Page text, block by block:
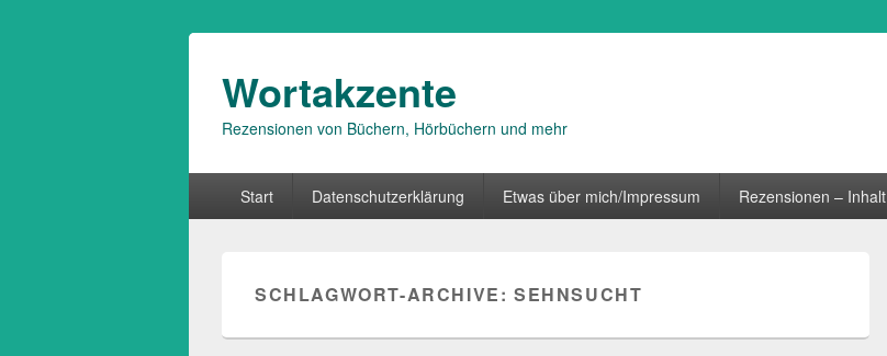
Wortakzente
Rezensionen von Büchern, Hörbüchern und mehr
Start Datenschutzerklärung Etwas über mich/Impressum Rezensionen – Inhalt
SCHLAGWORT-ARCHIVE:SEHNSUCHT